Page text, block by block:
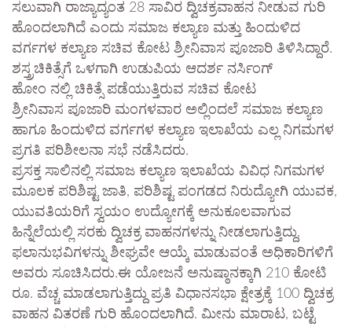
ಸಲುವಾಗಿ ರಾಜ್ಯಾದ್ಯಂತ 28 ಸಾವಿರ ದ್ವಿಚಕ್ರವಾಹನ ನೀಡುವ ಗುರಿ
ಹೊಂದಲಾಗಿದೆ ಎಂದು ಸಮಾಜ ಕಲ್ಯಾಣ ಮತ್ತು ಹಿಂದುಳಿದ
ವರ್ಗಗಳ ಕಲ್ಯಾಣ ಸಚಿವ ಕೋಟ ಶ್ರೀನಿವಾಸ ಪೂಜಾರಿ ತಿಳಿಸಿದ್ದಾರೆ.
ಶಸ್ತ್ರಚಿಕಿತ್ಸೆಗೆ ಒಳಗಾಗಿ ಉಡುಪಿಯ ಆದರ್ಶ ನರ್ಸಿಂಗ್
ಹೋಂ ನಲ್ಲಿ ಚಿಕಿತ್ಸೆ ಪಡೆಯುತ್ತಿರುವ ಸಚಿವ ಕೋಟ
ಶ್ರೀನಿವಾಸ ಪೂಜಾರಿ ಮಂಗಳವಾರ ಅಲ್ಲಿಂದಲೆ ಸಮಾಜ ಕಲ್ಯಾಣ
ಹಾಗೂ ಹಿಂದುಳಿದ ವರ್ಗಗಳ ಕಲ್ಯಾಣ ಇಲಾಖೆಯ ಎಲ್ಲ ನಿಗಮಗಳ
ಪ್ರಗತಿ ಪರಿಶೀಲನಾ ಸಭೆ ನಡೆಸಿದರು.
ಪ್ರಸಕ್ತ ಸಾಲಿನಲ್ಲಿ ಸಮಾಜ ಕಲ್ಯಾಣ ಇಲಾಖೆಯ ವಿವಿಧ ನಿಗಮಗಳ
ಮೂಲಕ ಪರಿಶಿಷ್ಟ ಜಾತಿ, ಪರಿಶಿಷ್ಟ ಪಂಗಡದ ನಿರುದ್ಯೋಗಿ ಯುವಕ,
ಯುವತಿಯರಿಗೆ ಸ್ವಯಂ ಉದ್ಯೋಗಕ್ಕೆ ಅನುಕೂಲವಾಗುವ
ಹಿನ್ನೆಲೆಯಲ್ಲಿ ಸರಕು ದ್ವಿಚಕ್ರ ವಾಹನಗಳನ್ನು ನೀಡಲಾಗುತ್ತಿದ್ದು,
ಫಲಾನುಭವಿಗಳನ್ನು ಶೀಘ್ರವೇ ಆಯ್ಕೆ ಮಾಡುವಂತೆ ಅಧಿಕಾರಿಗಳಿಗೆ
ಅವರು ಸೂಚಿಸಿದರು.ಈ ಯೋಜನೆ ಅನುಷ್ಠಾನಕ್ಕಾಗಿ 210 ಕೋಟಿ
ರೂ. ವೆಚ್ಚ ಮಾಡಲಾಗುತ್ತಿದ್ದು ಪ್ರತಿ ವಿಧಾನಸಭಾ ಕ್ಷೇತ್ರಕ್ಕೆ 100 ದ್ವಿಚಕ್ರ
ವಾಹನ ವಿತರಣೆ ಗುರಿ ಹೊಂದಲಾಗಿದೆ. ಮೀನು ಮಾರಾಟ, ಬಟ್ಟೆ